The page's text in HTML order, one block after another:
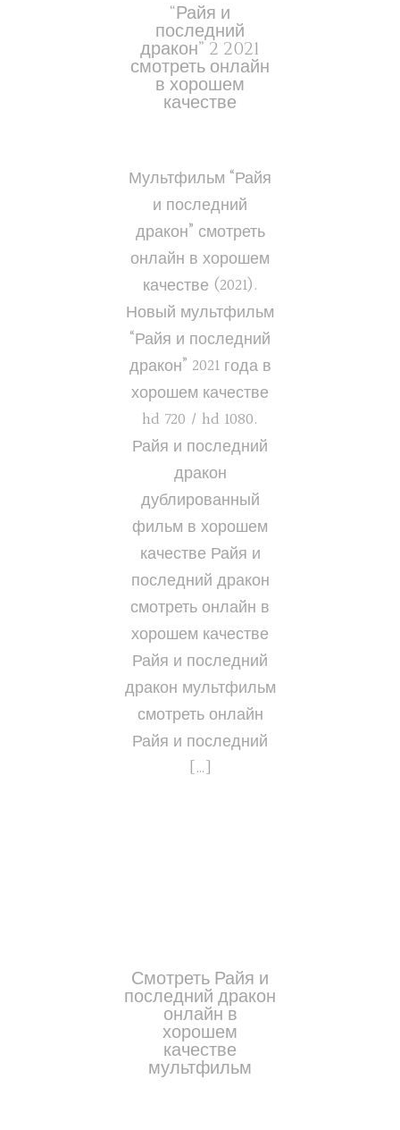
“Райя и
последний
дракон” 2 2021
смотреть онлайн
в хорошем
качестве
Мультфильм “Райя
и последний
дракон” смотреть
онлайн в хорошем
качестве (2021).
Новый мультфильм
“Райя и последний
дракон” 2021 года в
хорошем качестве
hd 720 / hd 1080.
Райя и последний
дракон
дублированный
фильм в хорошем
качестве Райя и
последний дракон
смотреть онлайн в
хорошем качестве
Райя и последний
дракон мультфильм
смотреть онлайн
Райя и последний
[…]
Смотреть Райя и
последний дракон
онлайн в
хорошем
качестве
мультфильм